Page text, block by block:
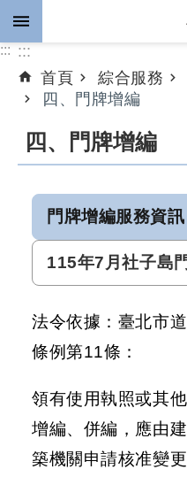
跳到主要內容區塊
進
階
尋
公
告
計
畫
動
防
洪
::: :::
首頁
綜合服務
四、門牌增編
四、門牌增編
門牌增編服務資訊
115年7月社子島
法令依據：臺北市
條例第11條：
領有使用執照或其
增編、併編，應由
築機關申請核准變